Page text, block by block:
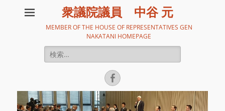
衆議院議員 中谷 元
MEMBER OF THE HOUSE OF REPRESENTATIVES GEN
NAKATANI HOMEPAGE
検
索:
Facebook